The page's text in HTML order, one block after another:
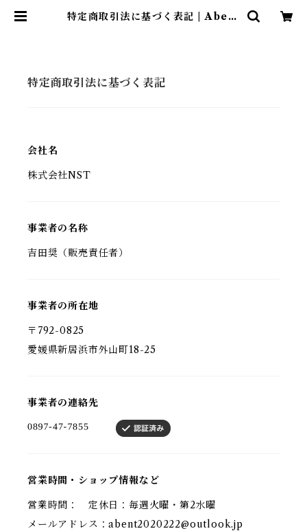
特定商取引法に基づく表記 | Abent
特定商取引法に基づく表記
会社名
株式会社NST
事業者の名称
吉田奨（販売責任者）
事業者の所在地
〒792-0825
愛媛県新居浜市外山町18-25
事業者の連絡先
営業時間・ショップ情報など
営業時間： 定休日：毎週火曜・第2水曜
メールアドレス：abent2020222@outlook.jp